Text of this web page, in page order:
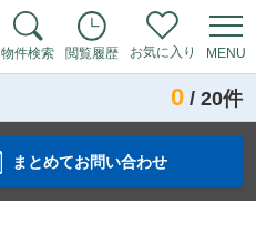
物件検索 閲覧履歴 お気に入り MENU
0 / 20件
まとめてお問い合わせ